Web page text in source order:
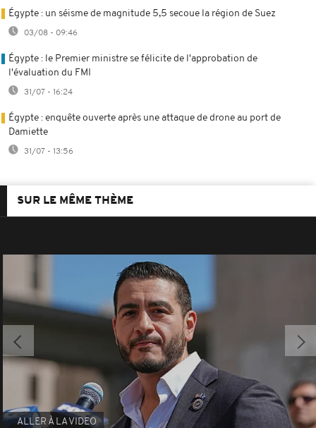
Égypte : un séisme de magnitude 5,5 secoue la région de Suez
03/08 - 09:46
Égypte : le Premier ministre se félicite de l'approbation de
l'évaluation du FMI
31/07 - 16:24
Égypte : enquête ouverte après une attaque de drone au port de
Damiette
31/07 - 13:56
SUR LE MÊME THÈME
ALLER À LA VIDEO